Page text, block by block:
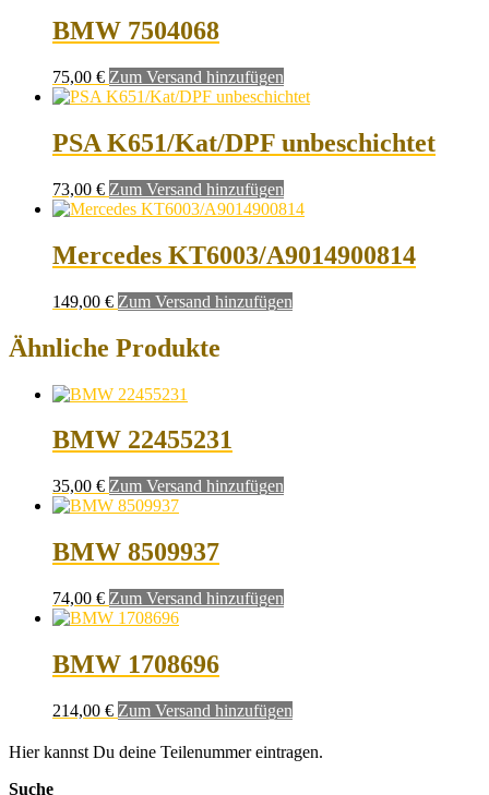
BMW 7504068
75,00 € Zum Versand hinzufügen
PSA K651/Kat/DPF unbeschichtet
73,00 € Zum Versand hinzufügen
Mercedes KT6003/A9014900814
149,00 € Zum Versand hinzufügen
Ähnliche Produkte
BMW 22455231
35,00 € Zum Versand hinzufügen
BMW 8509937
74,00 € Zum Versand hinzufügen
BMW 1708696
214,00 € Zum Versand hinzufügen
Hier kannst Du deine Teilenummer eintragen.
Suche